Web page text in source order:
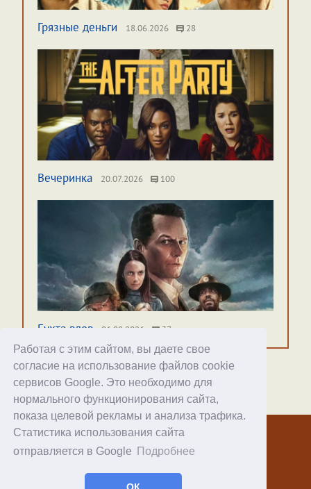
Работая с этим сайтом, вы даете свое
согласие на использование файлов cookie
сервисов Google. Это необходимо для
нормального функционирования сайта,
показа целевой рекламы и анализа трафика.
Статистика использования сайта
отправляется в Google
Подробнее
Грязные деньги 18.06.2026 28
Вечеринка 20.07.2026 100
Бухта вдов 06.08.2026 37
Хостинг
© 1998–2026 Alex Exler
Facebook
RSS статей